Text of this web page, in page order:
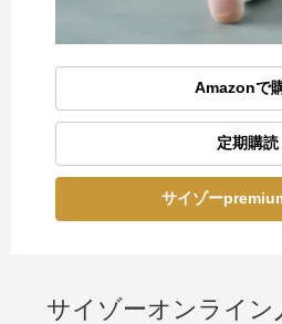
Amazonで
定期購読
サイゾー
サイゾーオンライ